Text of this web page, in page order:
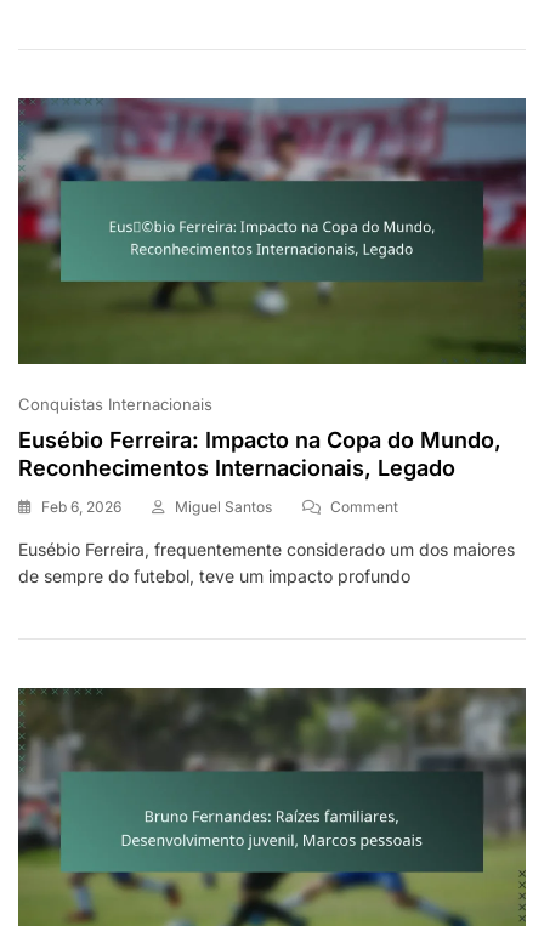
Conquistas Internacionais
Eusébio Ferreira: Impacto na Copa do Mundo,
Reconhecimentos Internacionais, Legado
Feb 6, 2026 Miguel Santos CommentOn
Ferreira:
Impacto
Do
Reconhecimentos
Internacionais,
Eusébio Ferreira, frequentemente considerado um dos maiores
de sempre do futebol, teve um impacto profundo